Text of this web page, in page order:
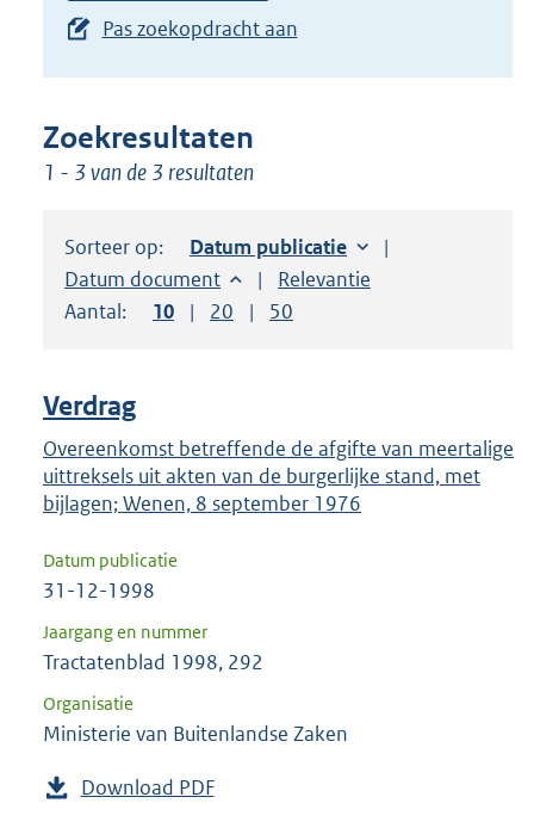
om
toegang
te
tot
de
Druk
om
ENTER
keuze
bevestigen.
Pas zoekopdracht aan
Zoekresultaten
1 - 3 van de 3 resultaten
Sorteer op: Sorteer op:
Datum publicatie
Sorteer op:
Datum document Sorteer op:
Relevantie
Aantal:
Toon
10 resultaten per pagina
Toon
20 resultaten per pagina
Toon
50
Verdrag
Overeenkomst betreffende de afgifte van meertalige
uittreksels uit akten van de burgerlijke stand, met
bijlagen; Wenen, 8 september 1976
Datum publicatie
31-12-1998
Jaargang en nummer
Tractatenblad 1998, 292
Organisatie
Ministerie van Buitenlandse Zaken
Download PDF